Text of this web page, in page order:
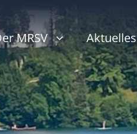
MRSV Aktuelles